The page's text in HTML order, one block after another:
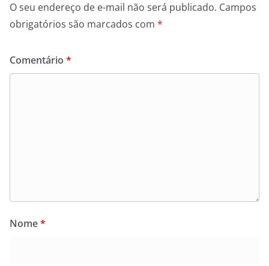
O seu endereço de e-mail não será publicado. Campos
obrigatórios são marcados com *
Comentário *
Nome*